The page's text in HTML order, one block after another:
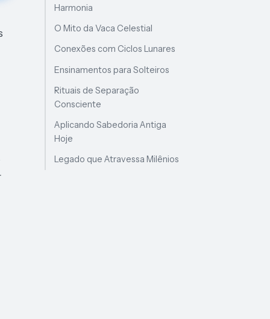
Harmonia
O Mito da Vaca Celestial
Conexões com Ciclos Lunares
Ensinamentos para Solteiros
Rituais de Separação
Consciente
Aplicando Sabedoria Antiga
Hoje
Legado que Atravessa Milênios